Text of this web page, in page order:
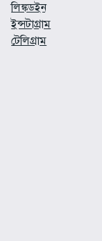
লিঙ্কডইন
ইন্সটাগ্রাম
টেলিগ্রাম